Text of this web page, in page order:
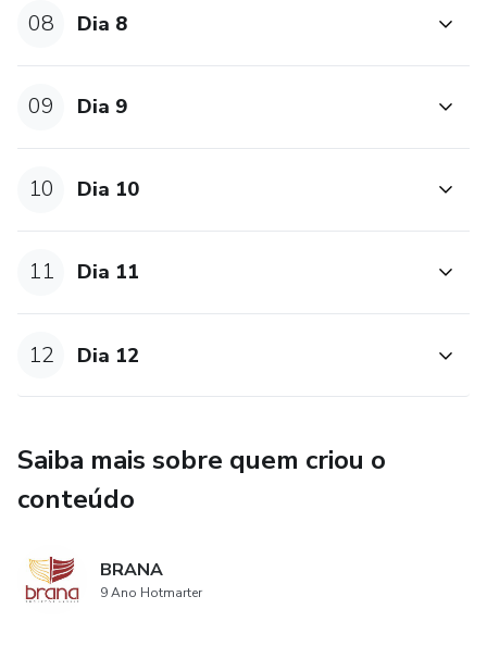
08 Dia 8
09 Dia 9
10 Dia 10
11 Dia 11
12 Dia 12
Saiba mais sobre quem criou o
conteúdo
BRANA
9 Ano Hotmarter